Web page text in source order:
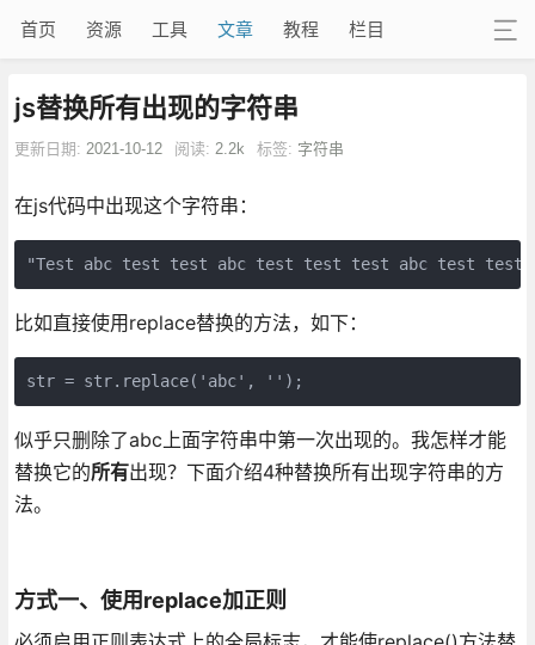
首页 资源 工具 文章 教程 栏目
js替换所有出现的字符串
更新日期: 2021-10-12 阅读: 2.2k 标签: 字符串
在js代码中出现这个字符串：
"Test abc test test abc test test test abc test test
比如直接使用replace替换的方法，如下：
似乎只删除了abc上面字符串中第一次出现的。我怎样才能
替换它的所有出现？下面介绍4种替换所有出现字符串的方
法。
方式一、使用replace加正则